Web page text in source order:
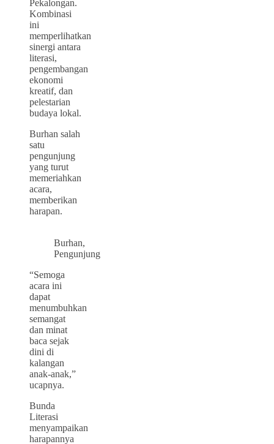
Pekalongan.
Kombinasi
ini
memperlihatkan
sinergi antara
literasi,
pengembangan
ekonomi
kreatif, dan
pelestarian
budaya lokal.
Burhan salah
satu
pengunjung
yang turut
memeriahkan
acara,
memberikan
harapan.
Burhan,
Pengunjung
“Semoga
acara ini
dapat
menumbuhkan
semangat
dan minat
baca sejak
dini di
kalangan
anak-anak,”
ucapnya.
Bunda
Literasi
menyampaikan
harapannya